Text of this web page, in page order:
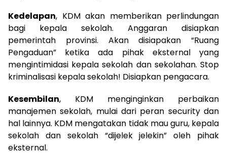
Kedelapan, KDM akan memberikan perlindungan
bagi kepala sekolah. Anggaran disiapkan
pemerintah provinsi. Akan disiapakan “Ruang
Pengaduan” ketika ada pihak eksternal yang
mengintimidasi kepala sekolah dan sekolahan. Stop
kriminalisasi kepala sekolah! Disiapkan pengacara.
Kesembilan, KDM menginginkan perbaikan
manajemen sekolah, mulai dari peran security dan
hal lainnya. KDM mengatakan tidak mau guru, kepala
sekolah dan sekolah “dijelek jelekin” oleh pihak
eksternal.